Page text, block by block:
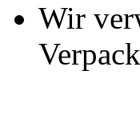
Wir